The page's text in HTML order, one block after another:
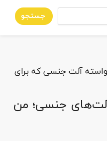
جستجو
150 عکس ناخواسته آلت جنسی که برای
جنسی؛ من